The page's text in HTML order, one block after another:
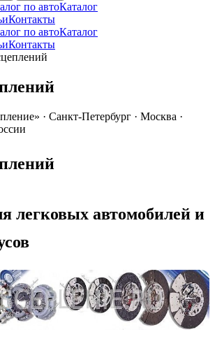
по автоКаталог
Контакты
по автоКаталог
Контакты
· Санкт-Петербург · Москва ·
легковых автомобилей и